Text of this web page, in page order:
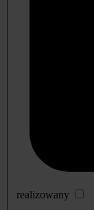
realizowany